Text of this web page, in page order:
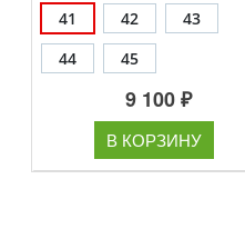
41 42
43
44
45
9 100 ₽
В КОРЗИНУ